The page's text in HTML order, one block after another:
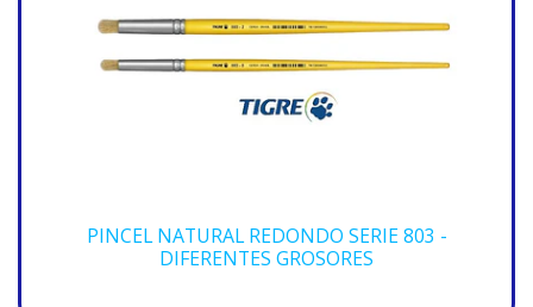
PINCEL NATURAL REDONDO SERIE 803 -
DIFERENTES GROSORES